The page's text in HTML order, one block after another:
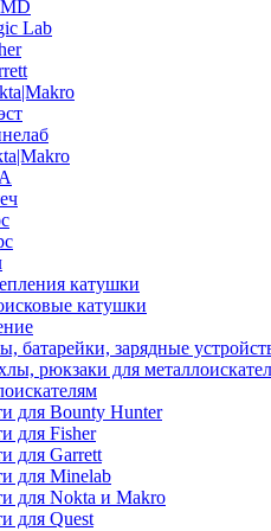
Lab
катушки
катушки
батарейки, зарядные
рюкзаки для
для Bounty Hunter
для Fisher
для Garrett
для Minelab
для Nokta и Makro
для Quest